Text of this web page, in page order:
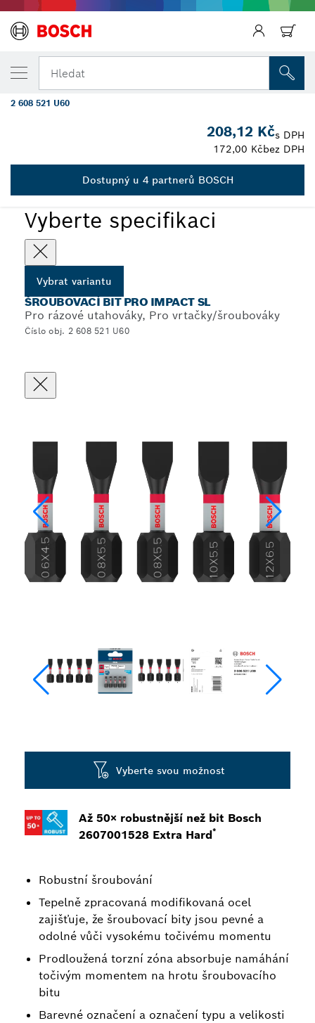
Hledat
Vyberte specifikaci
Vybrat variantu
ŠROUBOVACÍ BIT PRO IMPACT SL
Pro rázové utahováky, Pro vrtačky/šroubováky
Číslo obj. 2 608 521 U60
Až 50× robustnější než bit Bosch
2607001528 Extra Hard*
Robustní šroubování
Tepelně zpracovaná modifikovaná ocel
zajišťuje, že šroubovací bity jsou pevné a
odolné vůči vysokému točivému momentu
Prodloužená torzní zóna absorbuje namáhání
točivým momentem na hrotu šroubovacího
bitu
Barevné označení a označení typu a velikosti
Vyberte svou možnost
ZVOLENÁ VARIANTA
Bity PRO SL Impact, SL4,5, SL5,5 (2×),
SL5,5, SL6,5, 25 mm, 5 ks
2 608 521 U60
208,12 Kčs DPH
172,00 Kčbez DPH
Dostupný u 4 partnerů BOSCH